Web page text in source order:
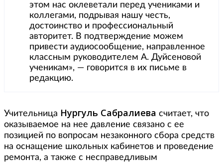
этом нас оклеветали перед учениками и
коллегами, подрывая нашу честь,
достоинство и профессиональный
авторитет. В подтверждение можем
привести аудиосообщение, направленное
классным руководителем А. Дуйсеновой
ученикам», — говорится в их письме в
редакцию.
Учительница Нургуль Сабралиева считает, что
оказываемое на нее давление связано с ее
позицией по вопросам незаконного сбора средств
на оснащение школьных кабинетов и проведение
ремонта, а также с несправедливым